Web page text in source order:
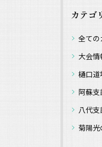
カテゴ
全ての
大会情
樋口道
阿蘇支
八代支
菊陽光